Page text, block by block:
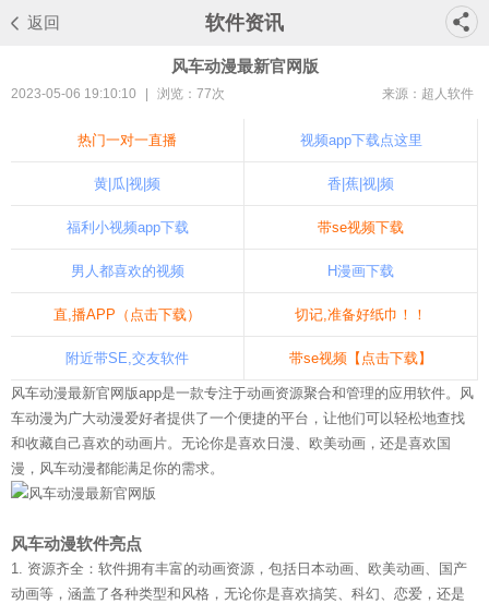
返回 软件资讯
风车动漫最新官网版
2023-05-06 19:10:10 浏览： 77次 来源：超人软件
热门一对一直播 视频app下载点这里
黄|瓜|视|频 香|蕉|视|频
福利小视频app下载 带se视频下载
男人都喜欢的视频 H漫画下载
直,播APP（点击下载） 切记,准备好纸巾！！
附近带SE,交友软件 带se视频【点击下载】
风车动漫最新官网版app是一款专注于动画资源聚合和管理的应用软件。风
车动漫为广大动漫爱好者提供了一个便捷的平台，让他们可以轻松地查找
和收藏自己喜欢的动画片。无论你是喜欢日漫、欧美动画，还是喜欢国
漫，风车动漫都能满足你的需求。
风车动漫软件亮点
1. 资源齐全：软件拥有丰富的动画资源，包括日本动画、欧美动画、国产
动画等，涵盖了各种类型和风格，无论你是喜欢搞笑、科幻、恋爱，还是